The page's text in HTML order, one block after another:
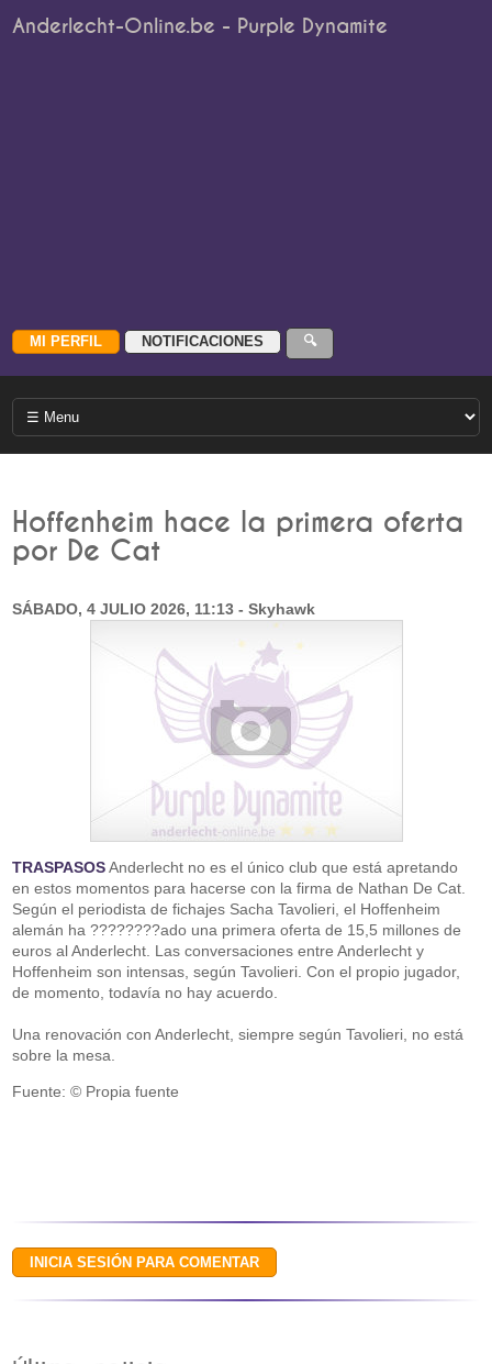
Anderlecht-Online.be - Purple Dynamite
Hoffenheim hace la primera oferta
por De Cat
SÁBADO, 4 JULIO 2026, 11:13 - Skyhawk
TRASPASOSAnderlecht no es el único club que está apretando
en estos momentos para hacerse con la firma de Nathan De Cat.
Según el periodista de fichajes Sacha Tavolieri, el Hoffenheim
alemán ha ????????ado una primera oferta de 15,5 millones de
euros al Anderlecht. Las conversaciones entre Anderlecht y
Hoffenheim son intensas, según Tavolieri. Con el propio jugador,
de momento, todavía no hay acuerdo.
Una renovación con Anderlecht, siempre según Tavolieri, no está
sobre la mesa.
Fuente: © Propia fuente